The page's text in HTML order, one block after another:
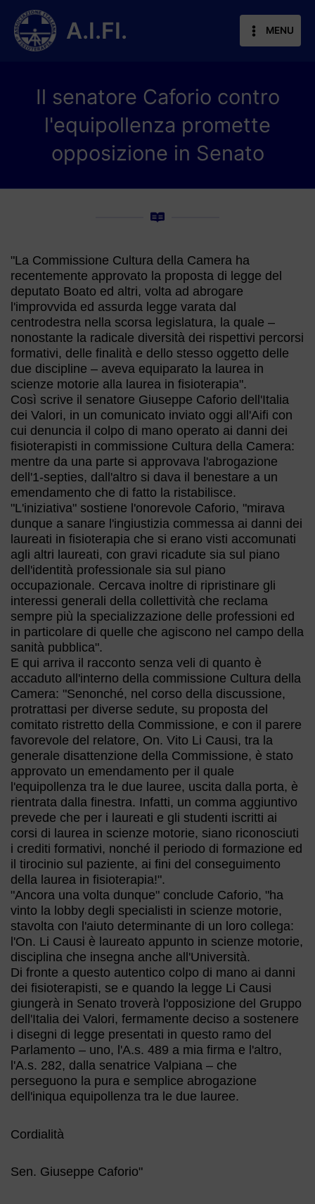
contenuto
A.I.FI. MENU
Il senatore Caforio contro
l'equipollenza promette
opposizione in Senato
"La Commissione Cultura della Camera ha
recentemente approvato la proposta di legge del
deputato Boato ed altri, volta ad abrogare
l'improvvida ed assurda legge varata dal
centrodestra nella scorsa legislatura, la quale –
nonostante la radicale diversità dei rispettivi percorsi
formativi, delle finalità e dello stesso oggetto delle
due discipline – aveva equiparato la laurea in
scienze motorie alla laurea in fisioterapia".
Così scrive il senatore Giuseppe Caforio dell'Italia
dei Valori, in un comunicato inviato oggi all'Aifi con
cui denuncia il colpo di mano operato ai danni dei
fisioterapisti in commissione Cultura della Camera:
mentre da una parte si approvava l'abrogazione
dell'1-septies, dall'altro si dava il benestare a un
emendamento che di fatto la ristabilisce.
"L'iniziativa" sostiene l'onorevole Caforio, "mirava
dunque a sanare l'ingiustizia commessa ai danni dei
laureati in fisioterapia che si erano visti accomunati
agli altri laureati, con gravi ricadute sia sul piano
dell'identità professionale sia sul piano
occupazionale. Cercava inoltre di ripristinare gli
interessi generali della collettività che reclama
sempre più la specializzazione delle professioni ed
in particolare di quelle che agiscono nel campo della
sanità pubblica".
E qui arriva il racconto senza veli di quanto è
accaduto all'interno della commissione Cultura della
Camera: "Senonché, nel corso della discussione,
protrattasi per diverse sedute, su proposta del
comitato ristretto della Commissione, e con il parere
favorevole del relatore, On. Vito Li Causi, tra la
generale disattenzione della Commissione, è stato
approvato un emendamento per il quale
l'equipollenza tra le due lauree, uscita dalla porta, è
rientrata dalla finestra. Infatti, un comma aggiuntivo
prevede che per i laureati e gli studenti iscritti ai
corsi di laurea in scienze motorie, siano riconosciuti
i crediti formativi, nonché il periodo di formazione ed
il tirocinio sul paziente, ai fini del conseguimento
della laurea in fisioterapia!".
"Ancora una volta dunque" conclude Caforio, "ha
vinto la lobby degli specialisti in scienze motorie,
stavolta con l'aiuto determinante di un loro collega:
l'On. Li Causi è laureato appunto in scienze motorie,
disciplina che insegna anche all'Università.
Di fronte a questo autentico colpo di mano ai danni
dei fisioterapisti, se e quando la legge Li Causi
giungerà in Senato troverà l'opposizione del Gruppo
dell'Italia dei Valori, fermamente deciso a sostenere
i disegni di legge presentati in questo ramo del
Parlamento – uno, l'A.s. 489 a mia firma e l'altro,
l'A.s. 282, dalla senatrice Valpiana – che
perseguono la pura e semplice abrogazione
dell'iniqua equipollenza tra le due lauree.
Cordialità
Sen. Giuseppe Caforio"